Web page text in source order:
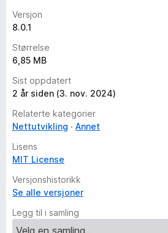
Versjon
8.0.1
Størrelse
6,85 MB
Sist oppdatert
2 år siden (3. nov. 2024)
Relaterte kategorier
Nettutvikling
Annet
Lisens
MIT License
Versjonshistorikk
Se alle versjoner
Legg til i samling